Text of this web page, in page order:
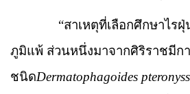
“สาเหตุที่เลือกศึกษาไร
ภูมิแพ้ ส่วนหนึ่งมาจากศิริราชมีกา
ชนิดDermatophagoides